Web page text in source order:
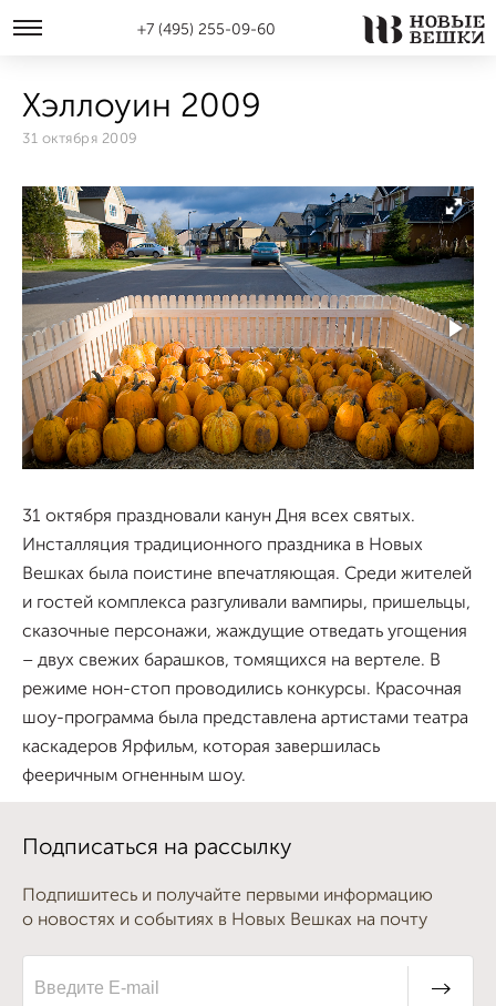
+7 (495) 255-09-60
Хэллоуин 2009
31 октября 2009
31 октября праздновали канун Дня всех святых.
Инсталляция традиционного праздника в Новых
Вешках была поистине впечатляющая. Среди жителей
и гостей комплекса разгуливали вампиры, пришельцы,
сказочные персонажи, жаждущие отведать угощения
– двух свежих барашков, томящихся на вертеле. В
режиме нон-стоп проводились конкурсы. Красочная
шоу-программа была представлена артистами театра
каскадеров Ярфильм, которая завершилась
фееричным огненным шоу.
Подписаться на рассылку
Подпишитесь и получайте первыми информацию
о новостях и событиях в Новых Вешках на почту